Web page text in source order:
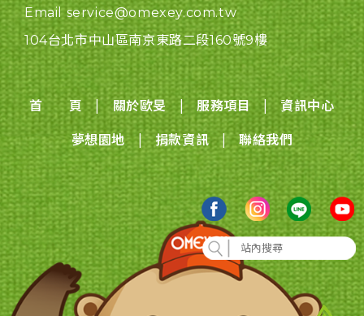
Email service@omexey.com.tw
104台北市中山區南京東路二段160號9樓
首 頁 | 關於歐旻 | 服務項目 | 資訊中心
夢想園地 | 捐款資訊 | 聯絡我們